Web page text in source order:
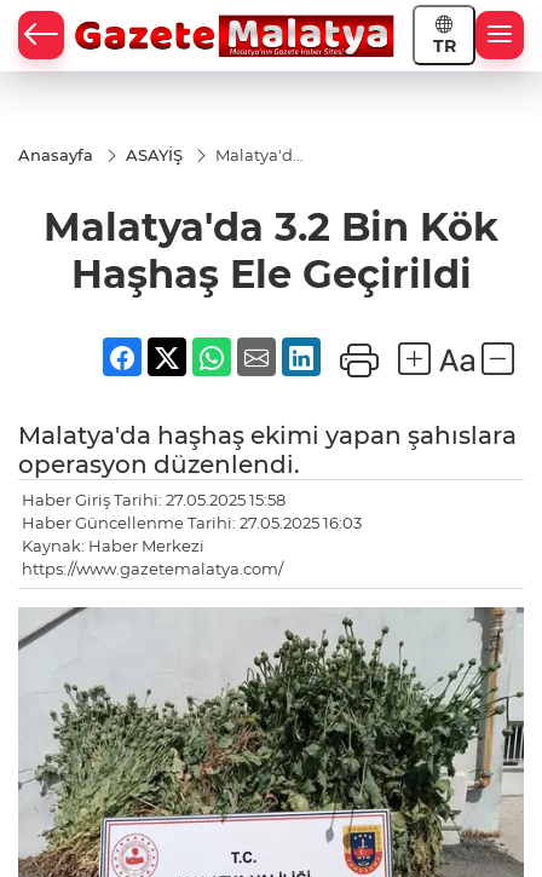
TR
Anasayfa ASAYİŞ
Malatya'da
Geçirildi
Malatya'da 3.2 Bin Kök
Haşhaş Ele Geçirildi
Malatya'da haşhaş ekimi yapan şahıslara
operasyon düzenlendi.
Haber Giriş Tarihi: 27.05.2025 15:58
Haber Güncellenme Tarihi: 27.05.2025 16:03
Kaynak: Haber Merkezi
https://www.gazetemalatya.com/